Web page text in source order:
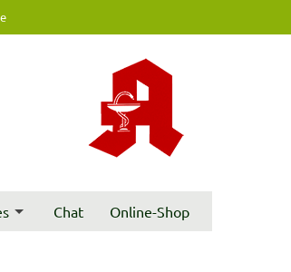
Chat Online-Shop